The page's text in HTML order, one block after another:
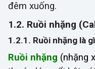
đêm xuống.
1.2. Ruồi nhặng
1.2.1. Ruồi nhặng là
Ruồi nhặng (nhặng